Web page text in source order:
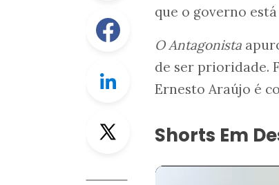
Facebook
Linkedin
que o governo
O Antagonista
de ser prioridade.
Ernesto Araújo é
Shorts Em